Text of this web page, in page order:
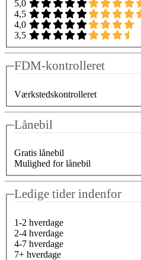
5,0
4,5
4,0
3,5
FDM-kontrolleret
Værkstedskontrolleret
Lånebil
Gratis lånebil
Mulighed for lånebil
Ledige tider indenfor
1-2 hverdage
2-4 hverdage
4-7 hverdage
7+ hverdage